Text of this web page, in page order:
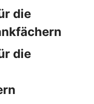
die
die